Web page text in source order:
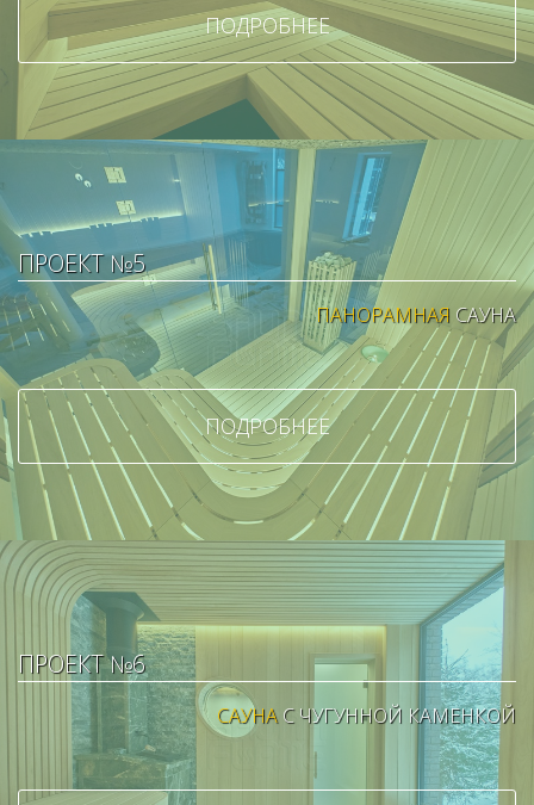
ПОДРОБНЕЕ
ПРОЕКТ №5
ПАНОРАМНАЯ САУНА
ПОДРОБНЕЕ
ПРОЕКТ №6
САУНАС ЧУГУННОЙ КАМЕНКОЙ